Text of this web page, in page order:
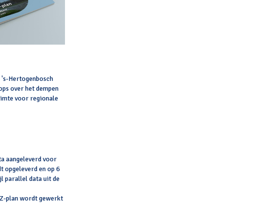
Hertogenbosch
over het dempen
voor regionale
aangeleverd voor
opgeleverd en op 6
parallel data uit de
plan wordt gewerkt